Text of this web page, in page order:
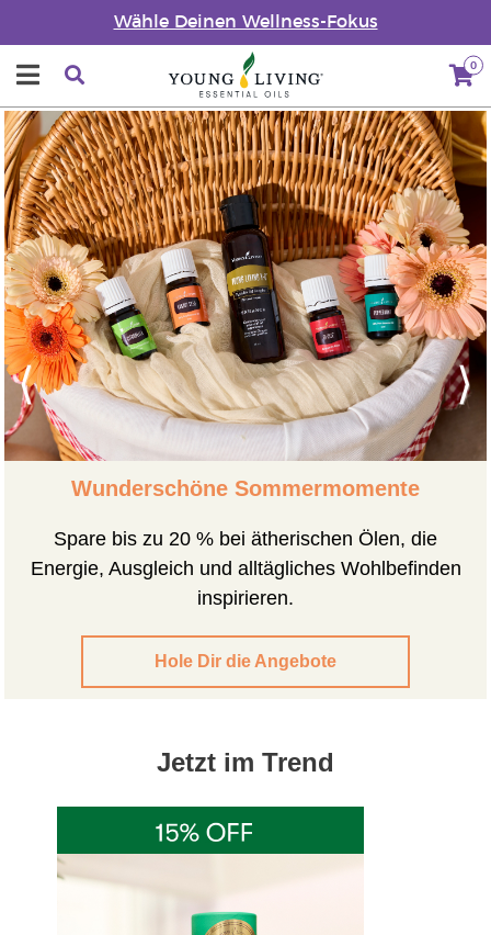
Wähle Deinen Wellness-Fokus
0
Wunderschöne Sommermomente
Spare bis zu 20 % bei ätherischen Ölen, die
Energie, Ausgleich und alltägliches Wohlbefinden
inspirieren.
Hole Dir die Angebote
Previous
Jetzt im Trend